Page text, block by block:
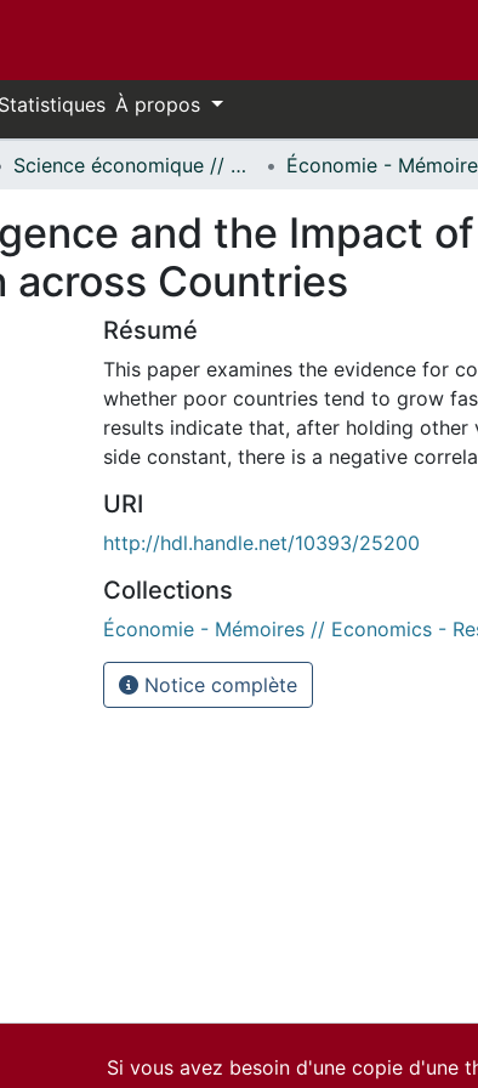
Statistiques À propos
Science économique // Economics
and the Impact
across Countries
Résumé
This paper examines the evidence for
whether poor countries tend to grow
results indicate that, after holding other
side constant, there is a negative
URI
http://hdl.handle.net/10393/25200
Collections
Économie - Mémoires // Economics -
Notice complète
Si vous avez besoin d'une copie d'une